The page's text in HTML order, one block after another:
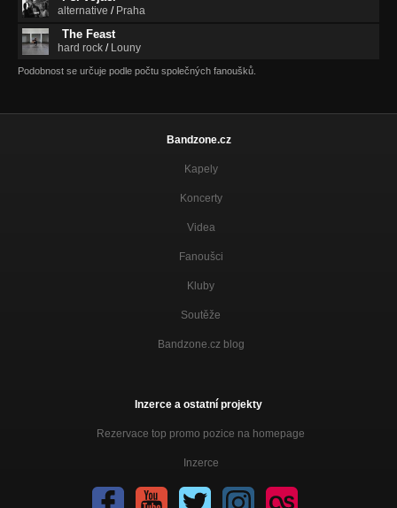
alternative / Praha
The Feast
hard rock / Louny
Podobnost se určuje podle počtu společných fanoušků.
Bandzone.cz
Kapely
Koncerty
Videa
Fanoušci
Kluby
Soutěže
Bandzone.cz blog
Inzerce a ostatní projekty
Rezervace top promo pozice na homepage
Inzerce